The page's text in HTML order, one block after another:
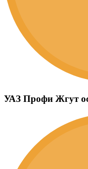
УАЗ Профи Жгут